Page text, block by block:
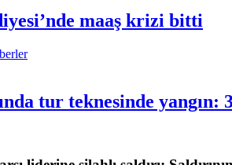
maaş krizi bitti
tur teknesinde